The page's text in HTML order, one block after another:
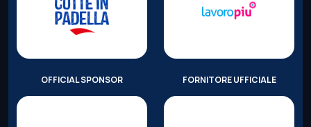
OFFICIAL SPONSOR FORNITORE UFFICIALE